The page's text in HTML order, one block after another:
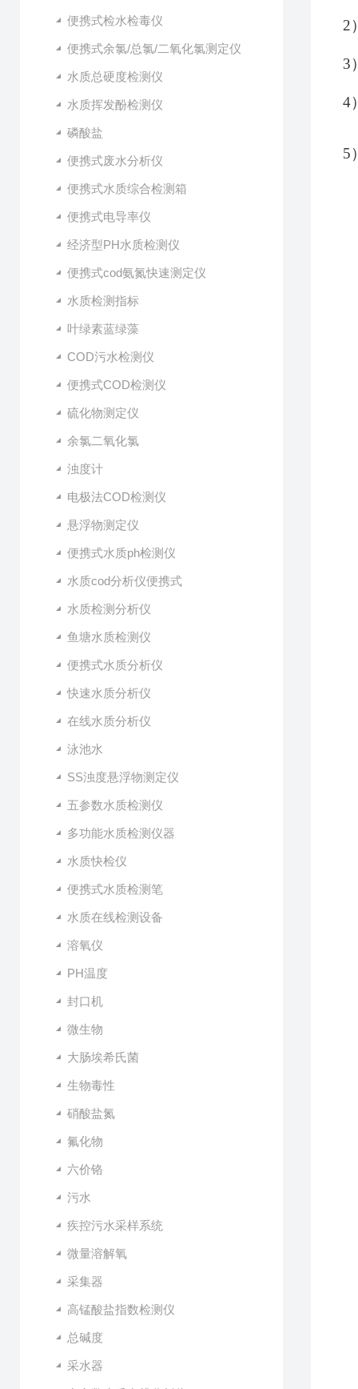
便携式检水检毒仪
便携式余氯/总氯/二氧化氯测定仪
水质总硬度检测仪
水质挥发酚检测仪
磷酸盐
便携式废水分析仪
便携式水质综合检测箱
便携式电导率仪
经济型PH水质检测仪
便携式cod氨氮快速测定仪
水质检测指标
叶绿素蓝绿藻
COD污水检测仪
便携式COD检测仪
硫化物测定仪
余氯二氧化氯
浊度计
电极法COD检测仪
悬浮物测定仪
便携式水质ph检测仪
水质cod分析仪便携式
水质检测分析仪
鱼塘水质检测仪
便携式水质分析仪
快速水质分析仪
在线水质分析仪
泳池水
SS浊度悬浮物测定仪
五参数水质检测仪
多功能水质检测仪器
水质快检仪
便携式水质检测笔
水质在线检测设备
溶氧仪
PH温度
封口机
微生物
大肠埃希氏菌
生物毒性
硝酸盐氮
氟化物
六价铬
污水
疾控污水采样系统
微量溶解氧
采集器
高锰酸盐指数检测仪
总碱度
采水器
2
3
4
5